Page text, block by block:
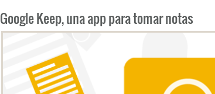
Google Keep, una app para tomar notas